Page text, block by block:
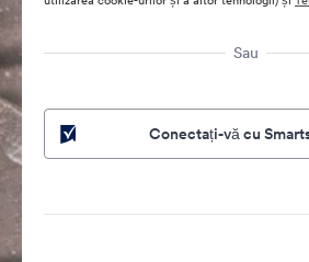
Sau
Conectați-vă cu